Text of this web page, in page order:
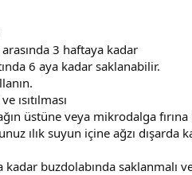
3 haftaya kadar
6 aya kadar saklanabilir.
ısıtılması
üstüne veya mikrodalga
ılık suyun içine ağzı dışarda
buzdolabında saklanmalı